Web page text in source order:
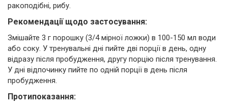
ракоподібні, рибу.
Рекомендації щодо застосування:
Змішайте 3 г порошку (3/4 мірної ложки) в 100-150 мл води
або соку. У тренувальні дні пийте дві порції в день, одну
відразу після пробудження, другу порцію після тренування.
У дні відпочинку пийте по одній порції в день після
пробудження.
Протипоказання: